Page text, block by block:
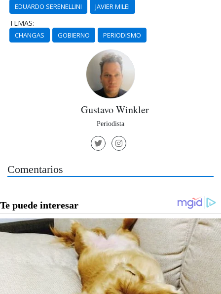
EDUARDO SERENELLINI JAVIER MILEI
TEMAS:
CHANGAS GOBIERNO PERIODISMO
Gustavo Winkler
Periodista
Comentarios